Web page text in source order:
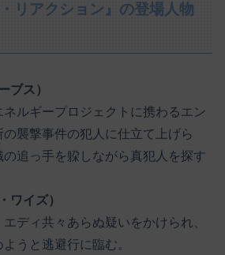
リアクション』の登場人物
ブス）
ネルギープロジェクトに携わるエン
の襲撃事件の犯人に仕立て上げら
の追っ手を躱しながら真犯人を探す
ワイズ）
ディ共々あらぬ疑いをかけられ、
うと逃避行に臨む。